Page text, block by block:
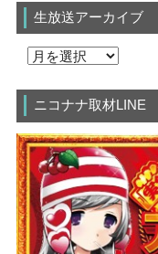
生放送アーカイブ
ニコナナ取材LINE